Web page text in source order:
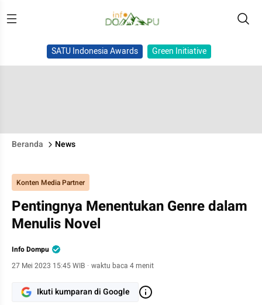
SATU Indonesia Awards Green Initiative
Beranda News
Konten Media Partner
Pentingnya Menentukan Genre dalam
Menulis Novel
Info Dompu
27 Mei 2023 15:45 WIB · waktu baca 4 menit
Ikuti kumparan di Google